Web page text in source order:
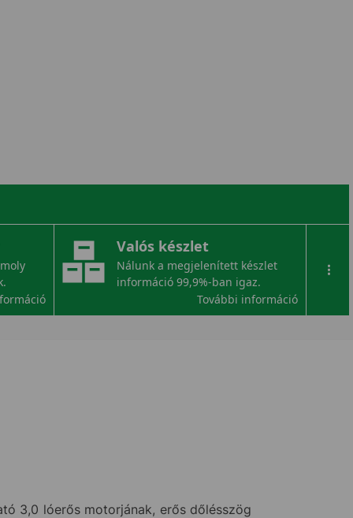
Valós készlet
Nálunk a megjelenített készlet
információ 99,9%-ban igaz.
További információ
...
3,0 lóerős motorjának, erős dőlésszög